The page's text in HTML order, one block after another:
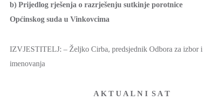
b) Prijedlog rješenja o razrješenju sutkinje porotnice
Općinskog suda u Vinkovcima
IZVJESTITELJ: – Željko Cirba, predsjednik Odbora za izbor i
imenovanja
A K T U A L N I S A T